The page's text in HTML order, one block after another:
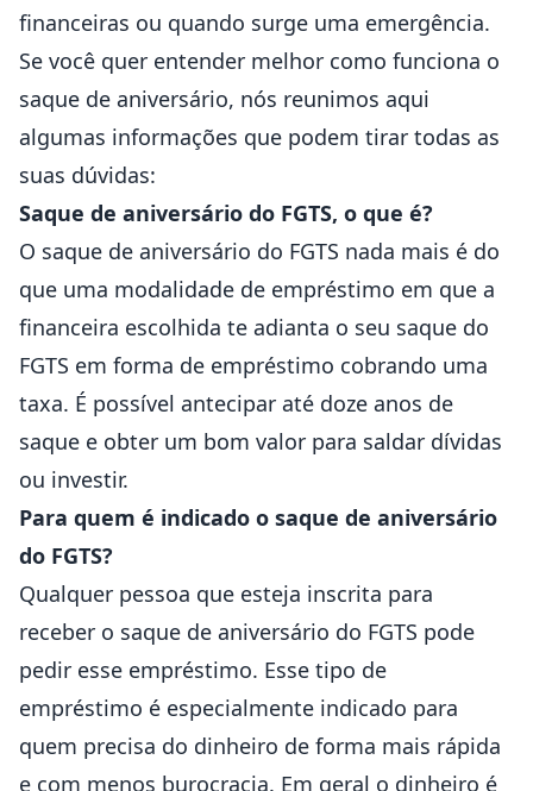
financeiras ou quando surge uma emergência.
Se você quer entender melhor como funciona o
saque de aniversário, nós reunimos aqui
algumas informações que podem tirar todas as
suas dúvidas:
Saque de aniversário do FGTS, o que é?
O saque de aniversário do FGTS nada mais é do
que uma modalidade de empréstimo em que a
financeira escolhida te adianta o seu saque do
FGTS em forma de empréstimo cobrando uma
taxa. É possível antecipar até doze anos de
saque e obter um bom valor para saldar dívidas
ou investir.
Para quem é indicado o saque de aniversário
do FGTS?
Qualquer pessoa que esteja inscrita para
receber o saque de aniversário do FGTS pode
pedir esse empréstimo. Esse tipo de
empréstimo é especialmente indicado para
quem precisa do dinheiro de forma mais rápida
e com menos burocracia. Em geral o dinheiro é